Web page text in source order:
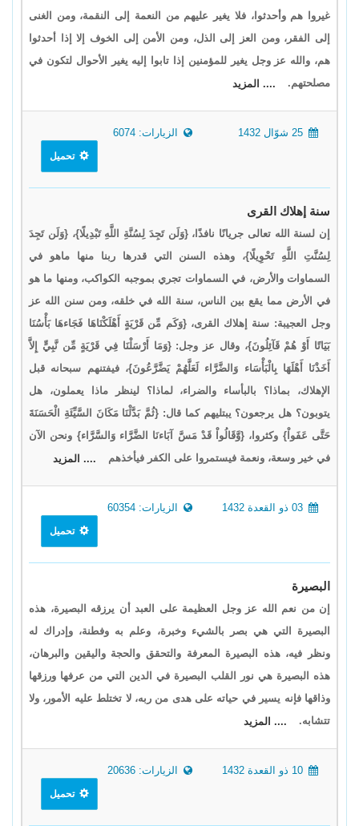
غيروا هم وأحدثوا، فلا يغير عليهم من النعمة إلى النقمة، ومن الغنى
إلى الفقر، ومن العز إلى الذل، ومن الأمن إلى الخوف إلا إذا أحدثوا
هم، والله عز وجل يغير للمؤمنين إذا تابوا إليه يغير الأحوال لتكون في
مصلحتهم.
.... المزيد
الزيارات: 6074
تحميل
سنة إهلاك القرى
إن لسنة الله تعالى جريانًا نافذًا، {وَلَن تَجِدَ لِسُنَّةِ اللَّهِ تَبْدِيلًا}، {وَلَن تَجِدَ
لِسُنَّتِ اللَّهِ تَحْوِيلًا}، وهذه السنن التي قدرها ربنا منها ماهو في
السماوات والأرض، في السماوات تجري بموجبه الكواكب، ومنها ما هو
في الأرض مما يقع بين الناس، سنة الله في خلقه، ومن سنن الله عز
وجل العجيبة: سنة إهلاك القرى، {وَكَم مِّن قَرْيَةٍ أَهْلَكْنَاهَا فَجَاءهَا بَأْسُنَا
بَيَاتًا أَوْ هُمْ قَآئِلُونَ}، وقال عز وجل: {وَمَا أَرْسَلْنَا فِي قَرْيَةٍ مِّن نَّبِيٍّ إِلاَّ
أَخَذْنَا أَهْلَهَا بِالْبَأْسَاء وَالضَّرَّاء لَعَلَّهُمْ يَضَّرَّعُونَ}، فيفتنهم سبحانه قبل
الإهلاك، بماذا؟ بالبأساء والضراء، لماذا؟ لينظر ماذا يعملون، هل
يتوبون؟ هل يرجعون؟ يبتليهم كما قال: {ثُمَّ بَدَّلْنَا مَكَانَ السَّيِّئَةِ الْحَسَنَةَ
حَتَّى عَفَواْ} وكثروا، {وَّقَالُواْ قَدْ مَسَّ آبَاءنَا الضَّرَّاء وَالسَّرَّاء} ونحن الآن
في خير وسعة، ونعمة فيستمروا على الكفر فيأخذهم
.... المزيد
الزيارات: 60354
تحميل
البصيرة
إن من نعم الله عز وجل العظيمة على العبد أن يرزقه البصيرة، هذه
البصيرة التي هي بصر بالشيء وخبرة، وعلم به وفطنة، وإدراك له
ونظر فيه، هذه البصيرة المعرفة والتحقق والحجة واليقين والبرهان،
هذه البصيرة هي نور القلب البصيرة في الدين التي من عرفها ورزقها
وذاقها فإنه يسير في حياته على هدى من ربه، لا تختلط عليه الأمور، ولا
تتشابه.
.... المزيد
الزيارات: 20636
تحميل